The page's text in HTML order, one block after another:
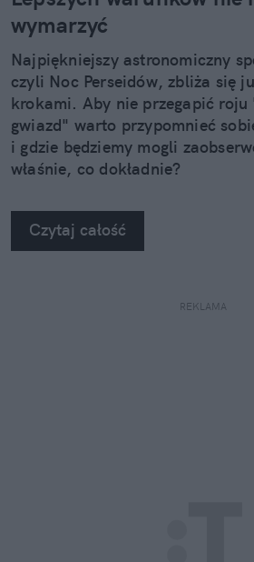
wymarzyć
Najpiękniejszy astronomiczny
czyli Noc Perseidów, zbliża się
krokami. Aby nie przegapić roju
gwiazd" warto przypomnieć
i gdzie będziemy mogli
właśnie, co dokładnie?
Czytaj całość
REKLAMA